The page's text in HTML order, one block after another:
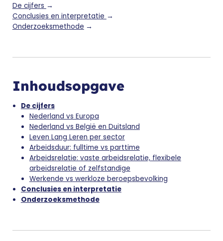
De cijfers →
Conclusies en interpretatie →
Onderzoeksmethode →
Inhoudsopgave
De cijfers
Nederland vs Europa
Nederland vs België en Duitsland
Leven Lang Leren per sector
Arbeidsduur: fulltime vs parttime
Arbeidsrelatie: vaste arbeidsrelatie, flexibele
arbeidsrelatie of zelfstandige
Werkende vs werkloze beroepsbevolking
Conclusies en interpretatie
Onderzoeksmethode